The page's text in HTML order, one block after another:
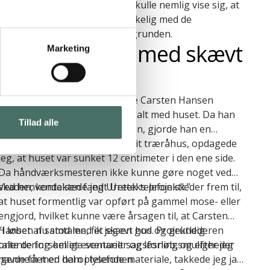
Marketing
Tillad alle
Men den plan holdt ikke. Det skulle nemlig vise sig, at
funderingen var helt utilstrækkelig med de
jordbundsforhold, der var på grunden.
Stod pludselig med skævt
efter opførelsen, kunne Carsten Hansen
konstatere, at noget var helt galt med huset. Da han
selv kiggede nærmere på sagen, gjorde han en
opdagelse:
jeg havde fået bygget mit træråhus, opdagede
at huset var sunket 12 centimeter i den ene side.
håndværksmesteren ikke kunne gøre noget ved
kontaktede jeg Uretek telefonisk.”
henvendelsen fandt Ureteks projektleder frem til,
huset formentlig var opført på gammel mose- eller
hvilket kunne være årsagen til, at Carsten
nu stod med et skævt hus. Projektlederen
de forskellige scenarier og løsningsmuligheder
med ham i telefonen.
løbet af samtalen, fik jeg en god og grundig
om et eventuelt sagsforløb, og efter jeg
fået en del oplysende materiale, takkede jeg ja